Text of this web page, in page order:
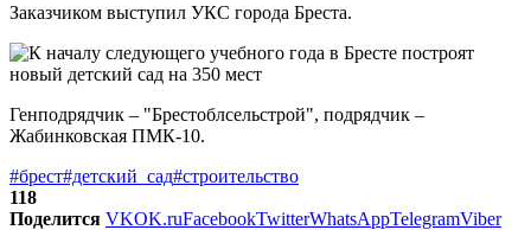
Заказчиком выступил УКС города Бреста.
Генподрядчик – "Брестоблсельстрой", подрядчик –
Жабинковская ПМК-10.
#брест#детский_сад#строительство
118
Поделится VKOK.ruFacebookTwitterWhatsAppTelegramViber